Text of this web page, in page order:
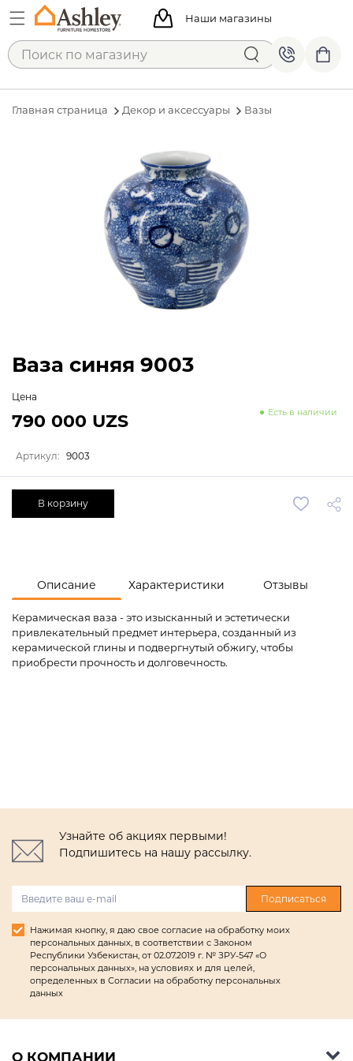
Наши магазины
Главная страница Декор и аксессуары Вазы
Описание Характеристики Отзывы
Керамическая ваза - это изысканный и эстетически
привлекательный предмет интерьера, созданный из
керамической глины и подвергнутый обжигу, чтобы
приобрести прочность и долговечность.
Ваза синяя 9003
Цена
Есть в наличии
790 000 UZS
Артикул: 9003
В корзину
Узнайте об акциях первыми!
Подпишитесь на нашу рассылку.
Подписаться
Нажимая кнопку, я даю свое согласие на обработку моих
персональных данных, в соответствии с Законом
Республики Узбекистан, от 02.07.2019 г. № ЗРУ-547 «О
персональных данных», на условиях и для целей,
определенных в Согласии на обработку персональных
данных
О КОМПАНИИ